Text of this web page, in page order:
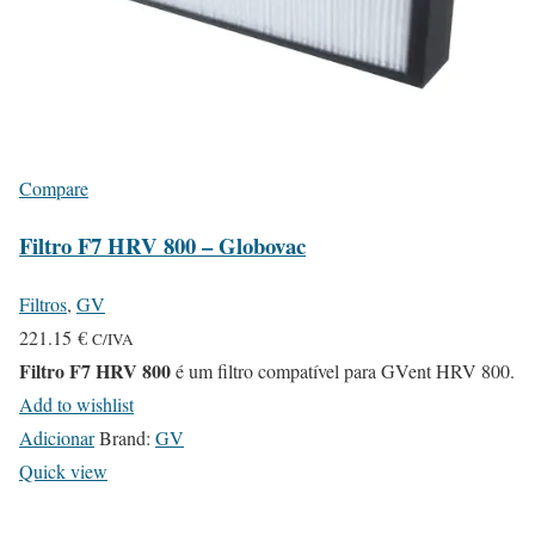
Compare
Filtro F7 HRV 800 – Globovac
Filtros, GV
221.15 € C/IVA
Filtro F7 HRV 800é um filtro compatível para GVent HRV 800.
Add to wishlist
AdicionarBrand: GV
Quick view